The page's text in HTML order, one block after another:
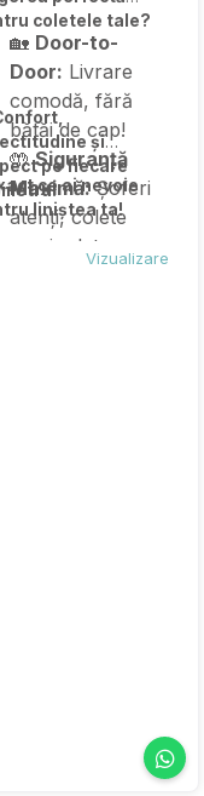
coletele tale?
🏡 Door-to-
Door: Livrare
comodă, fără
bătăi de cap!
🤲Siguranță
Maximă:Șoferi
atenți, colete
manipulate cu
și
pe fiecare
ce ai nevoie
liniștea ta!
Vizualizare